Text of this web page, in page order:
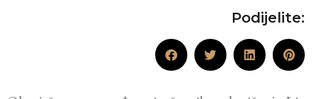
Podijelite: